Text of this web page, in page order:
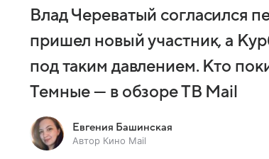
Влад Череватый согласился
пришел новый участник, а
под таким давлением. Кто
Темные — в обзоре ТВ Mail
Евгения Башинская
Автор Кино Mail